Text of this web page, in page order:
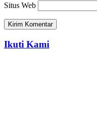
Situs Web
Ikuti Kami